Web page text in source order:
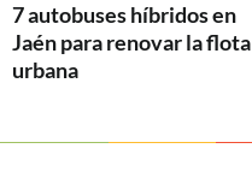
7 autobuses híbridos en
Jaén para renovar la flota
urbana